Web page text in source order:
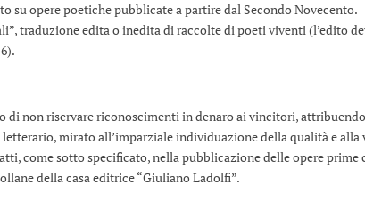
su opere poetiche pubblicate a partire dal Secondo Novecento.
traduzione edita o inedita di raccolte di poeti viventi (l’edito
di non riservare riconoscimenti in denaro ai vincitori,
mirato all’imparziale individuazione della qualità e
come sotto specificato, nella pubblicazione delle opere prime
della casa editrice “Giuliano Ladolfi”.